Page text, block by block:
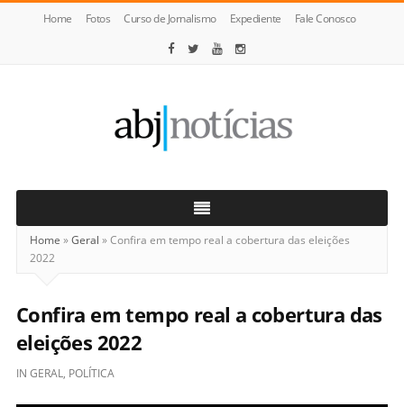
Home Fotos Curso de Jornalismo Expediente Fale Conosco
Notícias
Home »Geral »Confira em tempo real a cobertura das eleições
2022
Confira em tempo real a cobertura das
eleições 2022
IN GERAL, POLÍTICA